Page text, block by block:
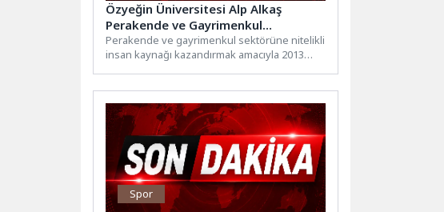
Özyeğin Üniversitesi Alp Alkaş
Perakende ve Gayrimenkul
Merkezi’nde 12. Program Sertifika
Töreni Düzenlendi
Perakende ve gayrimenkul sektörüne nitelikli
insan kaynağı kazandırmak amacıyla 2013
Spor